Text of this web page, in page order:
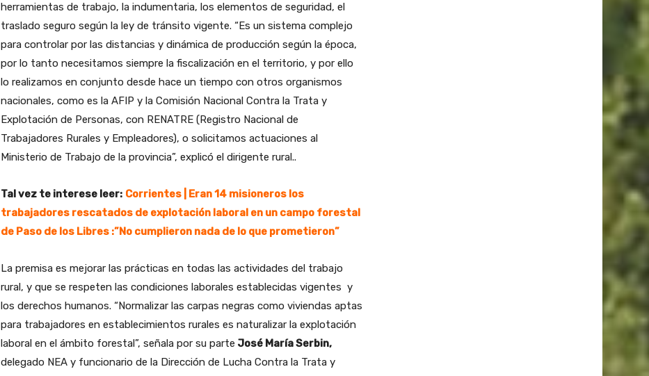
herramientas de trabajo, la indumentaria, los elementos de seguridad, el
traslado seguro según la ley de tránsito vigente. “Es un sistema complejo
para controlar por las distancias y dinámica de producción según la época,
por lo tanto necesitamos siempre la fiscalización en el territorio, y por ello
lo realizamos en conjunto desde hace un tiempo con otros organismos
nacionales, como es la AFIP y la Comisión Nacional Contra la Trata y
Explotación de Personas, con RENATRE (Registro Nacional de
Trabajadores Rurales y Empleadores), o solicitamos actuaciones al
Ministerio de Trabajo de la provincia”, explicó el dirigente rural..
Tal vez te interese leer: Corrientes | Eran 14 misioneros los
trabajadores rescatados de explotación laboral en un campo forestal
de Paso de los Libres :”No cumplieron nada de lo que prometieron”
La premisa es mejorar las prácticas en todas las actividades del trabajo
rural, y que se respeten las condiciones laborales establecidas vigentes y
los derechos humanos. “Normalizar las carpas negras como viviendas aptas
para trabajadores en establecimientos rurales es naturalizar la explotación
laboral en el ámbito forestal”, señala por su parte José María Serbin,
delegado NEA y funcionario de la Dirección de Lucha Contra la Trata y